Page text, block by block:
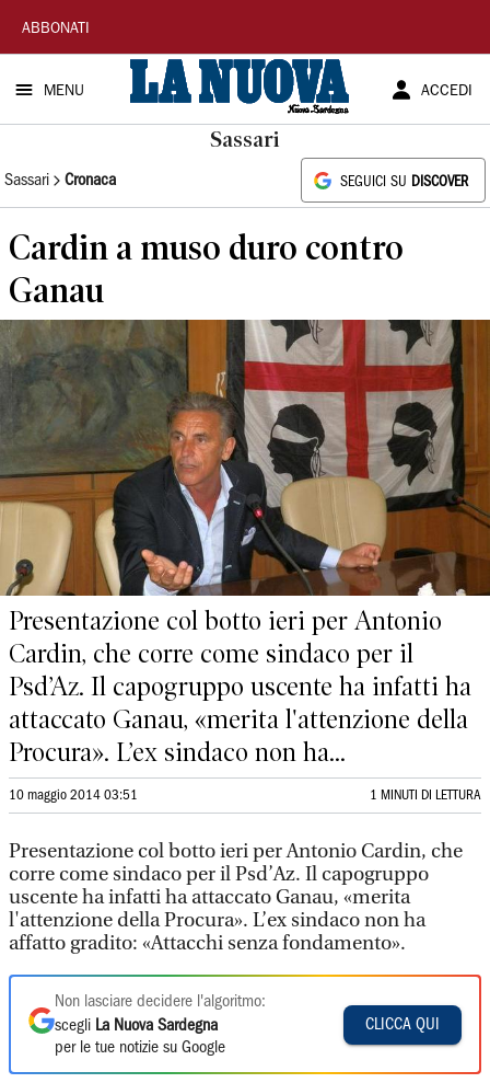
La
Nuova
Sardegna
ABBONATI
MENU ACCEDI
Sassari
Sassari Cronaca SEGUICI SU DISCOVER
Cardin a muso duro contro
Ganau
Presentazione col botto ieri per Antonio
Cardin, che corre come sindaco per il
Psd’Az. Il capogruppo uscente ha infatti ha
attaccato Ganau, «merita l'attenzione della
Procura». L’ex sindaco non ha...
10 maggio 2014 03:51 1 MINUTI DI LETTURA
Presentazione col botto ieri per Antonio Cardin, che
corre come sindaco per il Psd’Az. Il capogruppo
uscente ha infatti ha attaccato Ganau, «merita
l'attenzione della Procura». L’ex sindaco non ha
affatto gradito: «Attacchi senza fondamento».
Non lasciare decidere l'algoritmo:
scegli La Nuova Sardegna
per le tue notizie su Google
CLICCA QUI